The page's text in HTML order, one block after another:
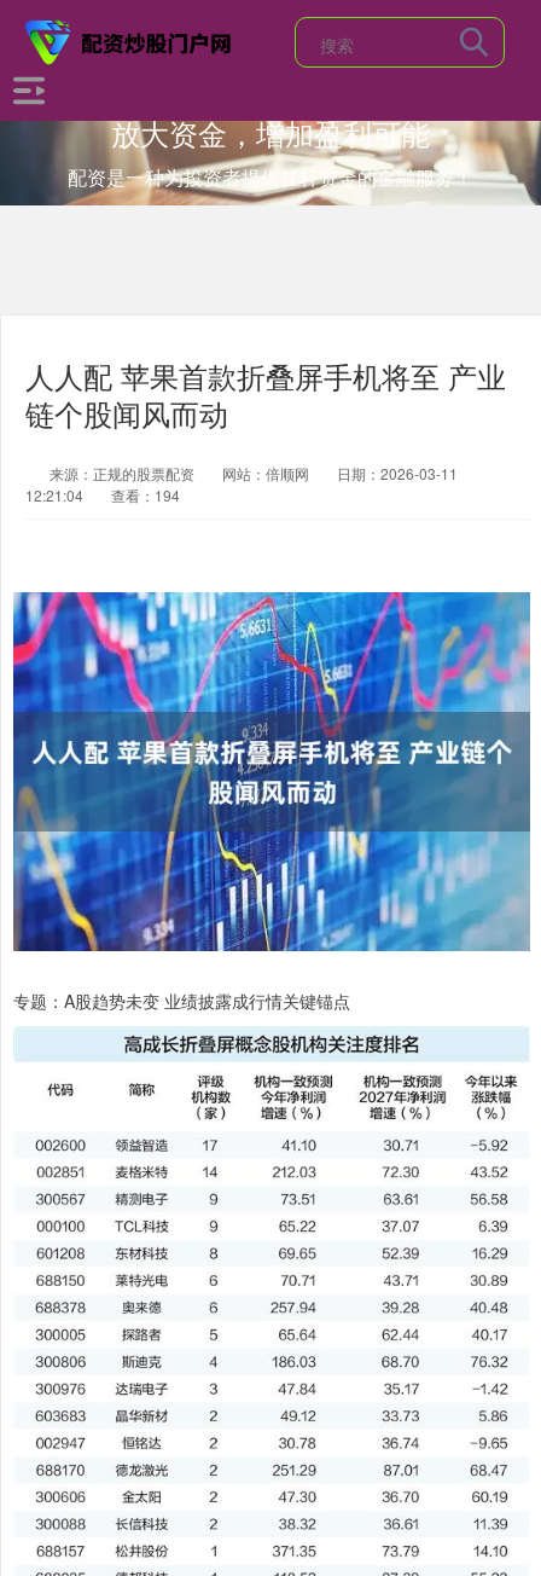
放大资金，增加盈利可能
配资是一种为投资者提供杠杆资金的金融服务！
人人配 苹果首款折叠屏手机将至 产业
链个股闻风而动
来源：正规的股票配资 网站：倍顺网
日期：2026-03-11
12:21:04
查看：194
专题：A股趋势未变 业绩披露成行情关键锚点